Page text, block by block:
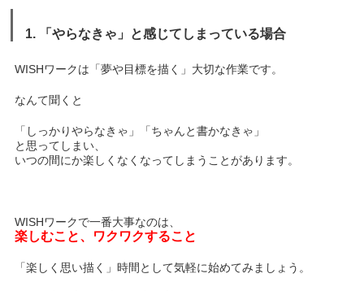
1. 「やらなきゃ」と感じてしまっている場合
WISHワークは「夢や目標を描く」大切な作業です。
なんて聞くと
「しっかりやらなきゃ」「ちゃんと書かなきゃ」
と思ってしまい、
いつの間にか楽しくなくなってしまうことがあります。
WISHワークで一番大事なのは、
楽しむこと、ワクワクすること
「楽しく思い描く」時間として気軽に始めてみましょう。